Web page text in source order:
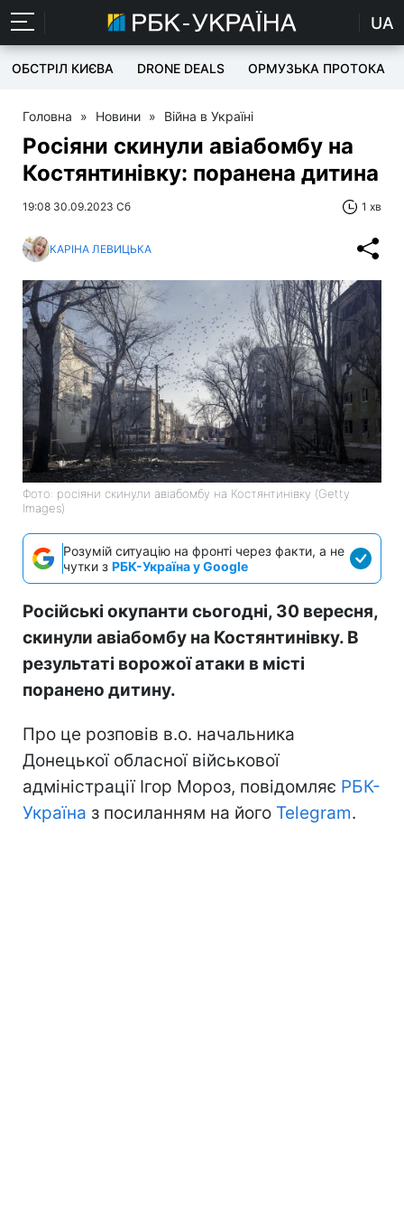
UA
ОБСТРІЛ КИЄВА DRONE DEALS ОРМУЗЬКА ПРОТОКА
Головна » Новини » Війна в Україні
Росіяни скинули авіабомбу на
Костянтинівку: поранена дитина
19:08 30.09.2023 Сб 1 хв
КАРІНА ЛЕВИЦЬКА
Фото: росіяни скинули авіабомбу на Костянтинівку (Getty
Images)
Розумій ситуацію на фронті через факти, а не
чутки з РБК-Україна у Google
Російські окупанти сьогодні, 30 вересня,
скинули авіабомбу на Костянтинівку. В
результаті ворожої атаки в місті
поранено дитину.
Про це розповів в.о. начальника
Донецької обласної військової
адміністрації Ігор Мороз, повідомляє РБК-
Україна з посиланням на його Telegram.